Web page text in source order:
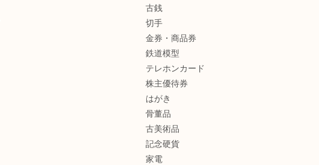
古銭
切手
金券・商品券
鉄道模型
テレホンカード
株主優待券
はがき
骨董品
古美術品
記念硬貨
家電